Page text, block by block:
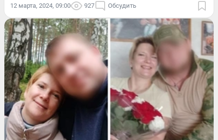
12 марта, 2024, 09:00 927 Обсудить